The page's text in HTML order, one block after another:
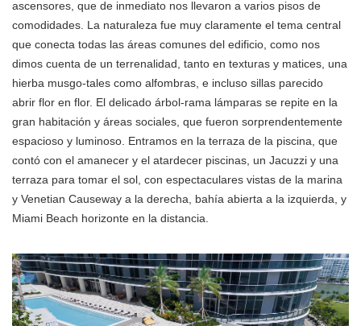
ascensores, que de inmediato nos llevaron a varios pisos de
comodidades. La naturaleza fue muy claramente el tema central
que conecta todas las áreas comunes del edificio, como nos
dimos cuenta de un terrenalidad, tanto en texturas y matices, una
hierba musgo-tales como alfombras, e incluso sillas parecido
abrir flor en flor. El delicado árbol-rama lámparas se repite en la
gran habitación y áreas sociales, que fueron sorprendentemente
espacioso y luminoso. Entramos en la terraza de la piscina, que
contó con el amanecer y el atardecer piscinas, un Jacuzzi y una
terraza para tomar el sol, con espectaculares vistas de la marina
y Venetian Causeway a la derecha, bahía abierta a la izquierda, y
Miami Beach horizonte en la distancia.